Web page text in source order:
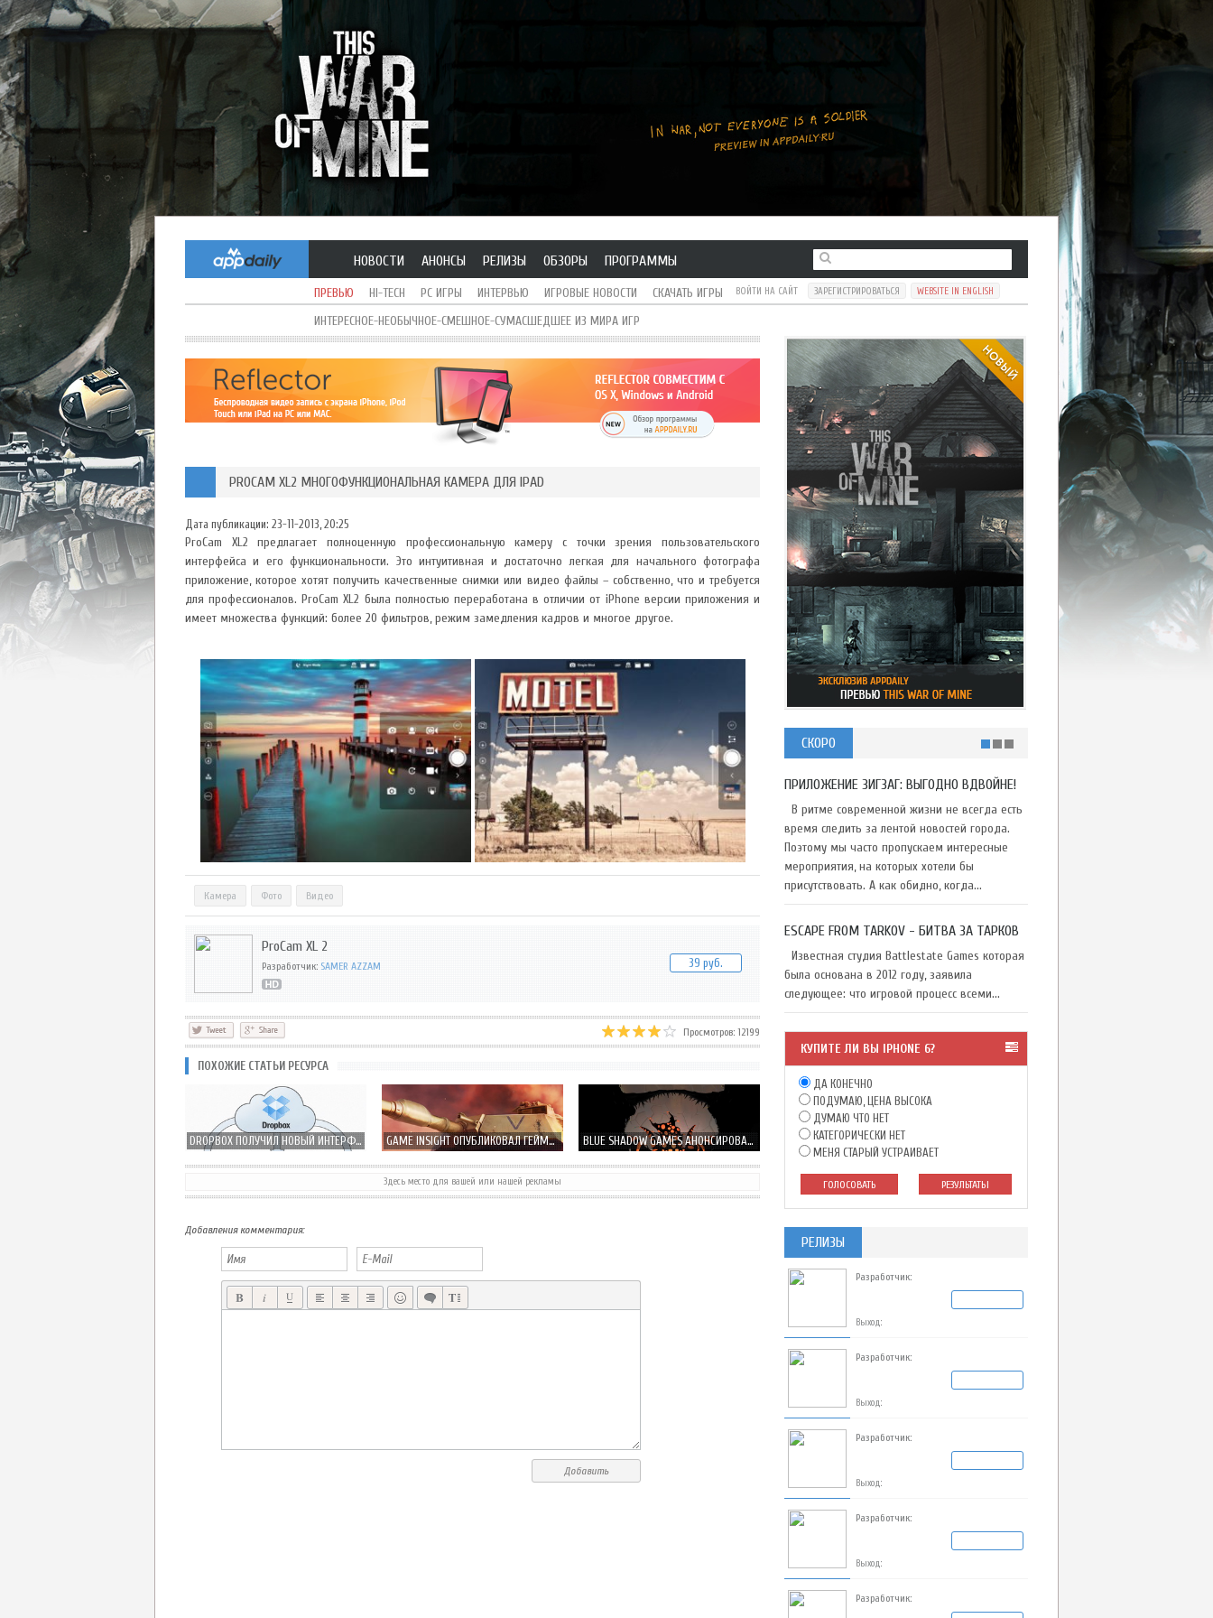
НОВОСТИ АНОНСЫ РЕЛИЗЫ ОБЗОРЫ ПРОГРАММЫ
ПРЕВЬЮ HI-TECH PC ИГРЫ ИНТЕРВЬЮ ИГРОВЫЕ НОВОСТИ
СКАЧАТЬ ИГРЫ
ИНТЕРЕСНОЕ-НЕОБЫЧНОЕ-СМЕШНОЕ-СУМАСШЕДШЕЕ ИЗ МИРА ИГР
ВОЙТИ НА САЙТ ЗАРЕГИСТРИРОВАТЬСЯ WEBSITE IN ENGLISH
PROCAM XL2 МНОГОФУНКЦИОНАЛЬНАЯ КАМЕРА ДЛЯ IPAD
Дата публикации: 23-11-2013, 20:25
ProCam XL2 предлагает полноценную профессиональную камеру с точки зрения пользовательского
интерфейса и его функциональности. Это интуитивная и достаточно легкая для начального фотографа
приложение, которое хотят получить качественные снимки или видео файлы – собственно, что и требуется
для профессионалов. ProCam XL2 была полностью переработана в отличии от iPhone версии приложения и
имеет множества функций: более 20 фильтров, режим замедления кадров и многое другое.
Камера Фото Видео
ProCam XL 2
Разработчик: SAMER AZZAM 39 руб.
Просмотров: 12199
ПОХОЖИЕ СТАТЬИ РЕСУРСА
DROPBOX ПОЛУЧИЛ НОВЫЙ ИНТЕРФЕЙС ПОД IOS 7.0 И ПОДДЕРЖКУ AIRDROP GAME INSIGHT ОПУБЛИКОВАЛ ГЕЙМПЛЕЙ ВИДЕО TANK DOMINATION BLUE SHADOW GAMES АНОНСИРОВАЛ NAUGHT 2 – ИСТОРИЯ ПОДЗЕМЕЛЬЯ ПРОДОЛЖАЕТСЯ!
Здесь место для вашей или нашей рекламы
Добавления комментария:
Добавить
СКОРО
ПРИЛОЖЕНИЕ ЗИГЗАГ: ВЫГОДНО ВДВОЙНЕ!
В ритме современной жизни не всегда есть
время следить за лентой новостей города.
Поэтому мы часто пропускаем интересные
мероприятия, на которых хотели бы
присутствовать. А как обидно, когда...
ESCAPE FROM TARKOV - БИТВА ЗА ТАРКОВ
Известная студия Battlestate Games которая
была основана в 2012 году, заявила
следующее: что игровой процесс всеми...
КУПИТЕ ЛИ ВЫ IPHONE 6?
ДА КОНЕЧНО
ПОДУМАЮ, ЦЕНА ВЫСОКА
ДУМАЮ ЧТО НЕТ
КАТЕГОРИЧЕСКИ НЕТ
МЕНЯ СТАРЫЙ УСТРАИВАЕТ
ГОЛОСОВАТЬ РЕЗУЛЬТАТЫ
РЕЛИЗЫ
Разработчик:
Выход:
Разработчик:
Выход:
Разработчик:
Выход:
Разработчик:
Выход:
Разработчик: